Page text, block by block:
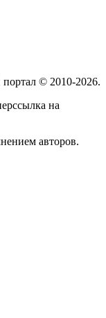
© 2010-2026.
на
авторов.